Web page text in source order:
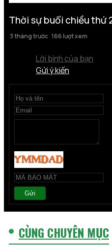
Thời sự buổi chiều thứ
3 tháng trước 166 lượt xem
Lời bình của bạn
Gửi ý kiến
Gửi
CÙNG CHUYÊN MỤC